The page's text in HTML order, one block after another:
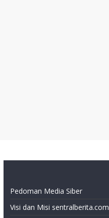
Pedoman Media Siber
Visi dan Misi sentralberita.com